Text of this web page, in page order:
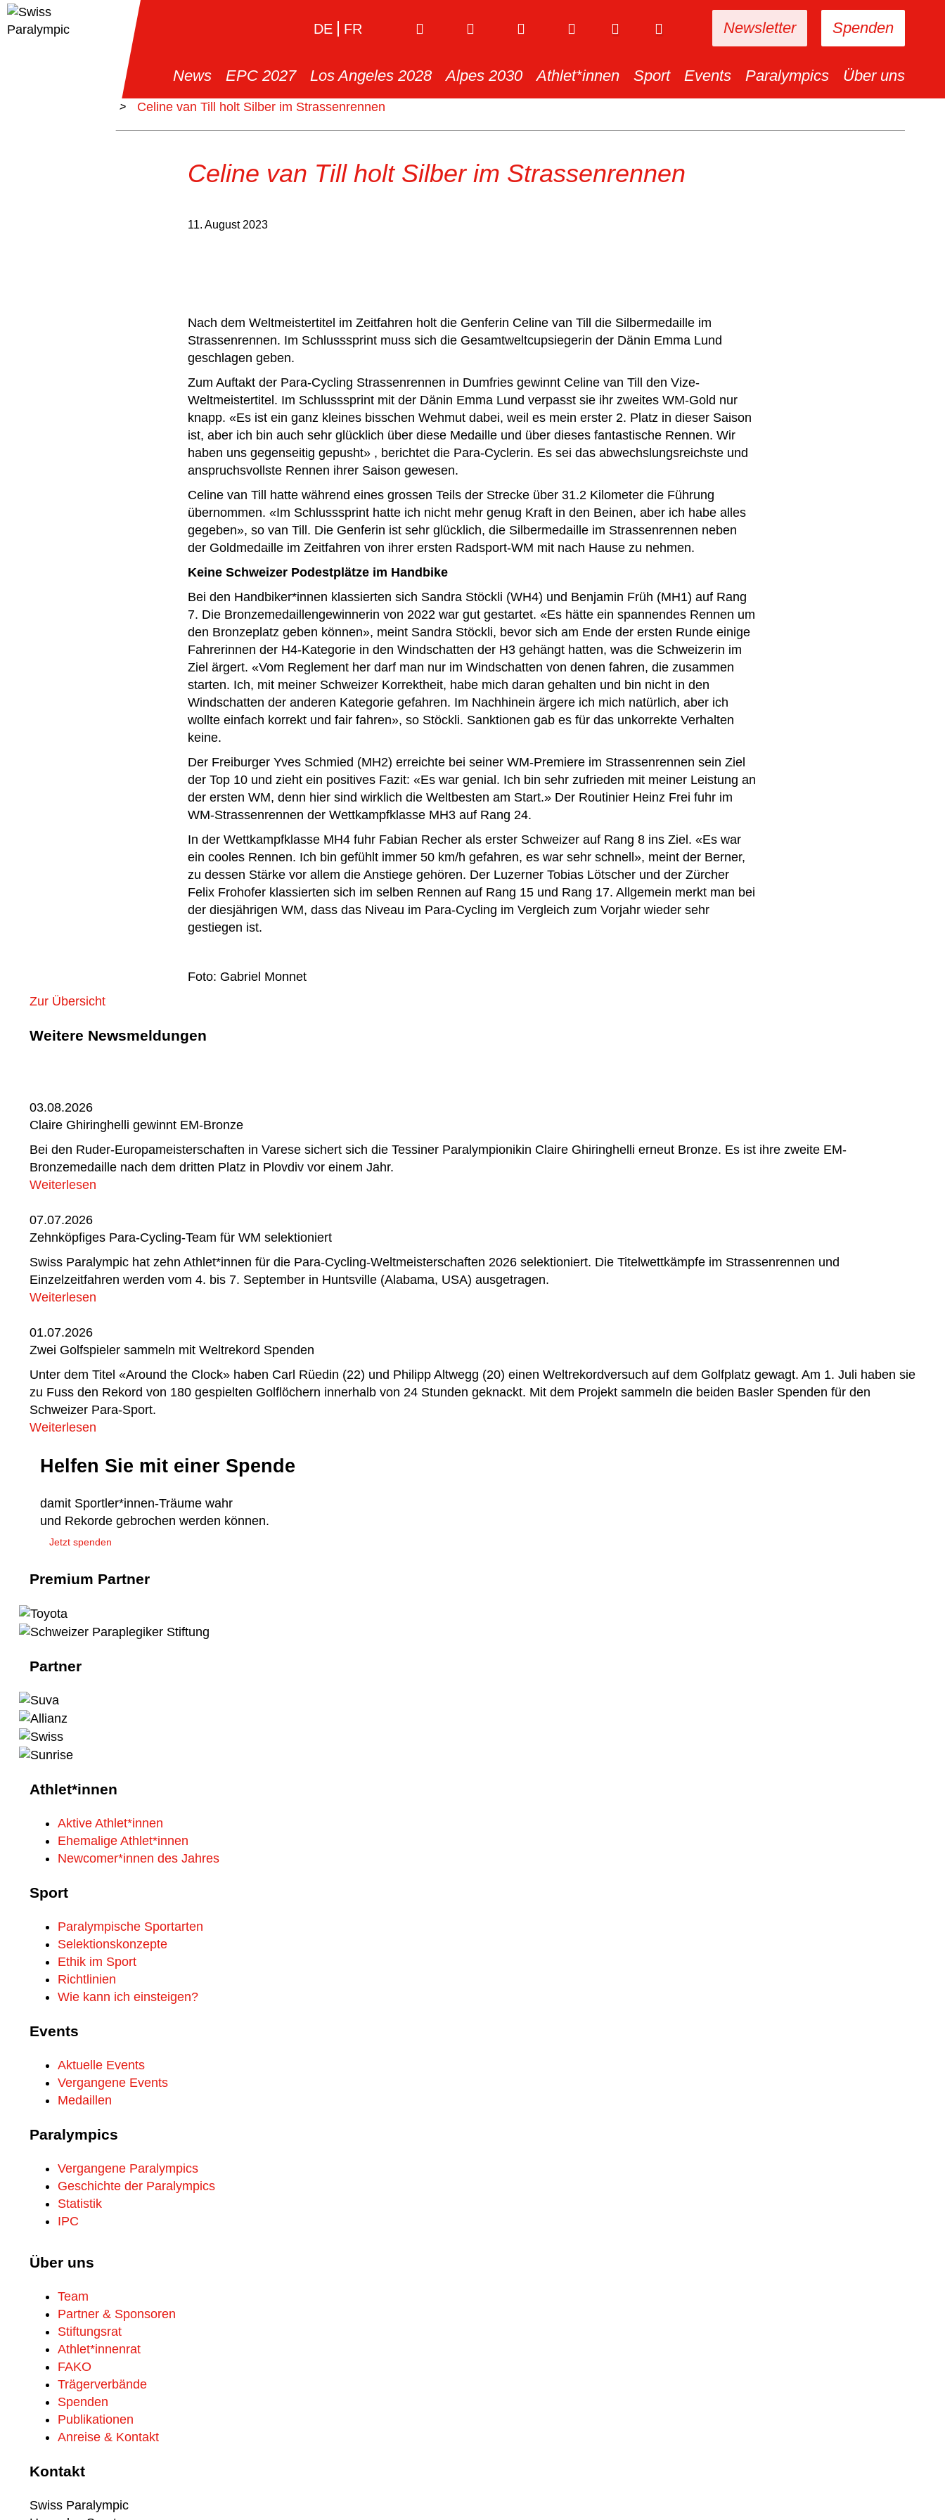
Spenden
Newsletter
DE FR
News EPC 2027 Los Angeles 2028 Alpes 2030 Athlet*innen Sport Events Paralympics Über uns
> Celine van Till holt Silber im Strassenrennen
Celine van Till holt Silber im Strassenrennen
11. August 2023
Nach dem Weltmeistertitel im Zeitfahren holt die Genferin Celine van Till die Silbermedaille im
Strassenrennen. Im Schlusssprint muss sich die Gesamtweltcupsiegerin der Dänin Emma Lund
geschlagen geben.
Zum Auftakt der Para-Cycling Strassenrennen in Dumfries gewinnt Celine van Till den Vize-
Weltmeistertitel. Im Schlusssprint mit der Dänin Emma Lund verpasst sie ihr zweites WM-Gold nur
knapp. «Es ist ein ganz kleines bisschen Wehmut dabei, weil es mein erster 2. Platz in dieser Saison
ist, aber ich bin auch sehr glücklich über diese Medaille und über dieses fantastische Rennen. Wir
haben uns gegenseitig gepusht» , berichtet die Para-Cyclerin. Es sei das abwechslungsreichste und
anspruchsvollste Rennen ihrer Saison gewesen.
Celine van Till hatte während eines grossen Teils der Strecke über 31.2 Kilometer die Führung
übernommen. «Im Schlusssprint hatte ich nicht mehr genug Kraft in den Beinen, aber ich habe alles
gegeben», so van Till. Die Genferin ist sehr glücklich, die Silbermedaille im Strassenrennen neben
der Goldmedaille im Zeitfahren von ihrer ersten Radsport-WM mit nach Hause zu nehmen.
Keine Schweizer Podestplätze im Handbike
Bei den Handbiker*innen klassierten sich Sandra Stöckli (WH4) und Benjamin Früh (MH1) auf Rang
7. Die Bronzemedaillengewinnerin von 2022 war gut gestartet. «Es hätte ein spannendes Rennen um
den Bronzeplatz geben können», meint Sandra Stöckli, bevor sich am Ende der ersten Runde einige
Fahrerinnen der H4-Kategorie in den Windschatten der H3 gehängt hatten, was die Schweizerin im
Ziel ärgert. «Vom Reglement her darf man nur im Windschatten von denen fahren, die zusammen
starten. Ich, mit meiner Schweizer Korrektheit, habe mich daran gehalten und bin nicht in den
Windschatten der anderen Kategorie gefahren. Im Nachhinein ärgere ich mich natürlich, aber ich
wollte einfach korrekt und fair fahren», so Stöckli. Sanktionen gab es für das unkorrekte Verhalten
keine.
Der Freiburger Yves Schmied (MH2) erreichte bei seiner WM-Premiere im Strassenrennen sein Ziel
der Top 10 und zieht ein positives Fazit: «Es war genial. Ich bin sehr zufrieden mit meiner Leistung an
der ersten WM, denn hier sind wirklich die Weltbesten am Start.» Der Routinier Heinz Frei fuhr im
WM-Strassenrennen der Wettkampfklasse MH3 auf Rang 24.
In der Wettkampfklasse MH4 fuhr Fabian Recher als erster Schweizer auf Rang 8 ins Ziel. «Es war
ein cooles Rennen. Ich bin gefühlt immer 50 km/h gefahren, es war sehr schnell», meint der Berner,
zu dessen Stärke vor allem die Anstiege gehören. Der Luzerner Tobias Lötscher und der Zürcher
Felix Frohofer klassierten sich im selben Rennen auf Rang 15 und Rang 17. Allgemein merkt man bei
der diesjährigen WM, dass das Niveau im Para-Cycling im Vergleich zum Vorjahr wieder sehr
gestiegen ist.
Foto: Gabriel Monnet
Zur Übersicht
Weitere Newsmeldungen
03.08.2026
Claire Ghiringhelli gewinnt EM-Bronze
Bei den Ruder-Europameisterschaften in Varese sichert sich die Tessiner Paralympionikin Claire Ghiringhelli erneut Bronze. Es ist ihre zweite EM-
Bronzemedaille nach dem dritten Platz in Plovdiv vor einem Jahr.
Weiterlesen
07.07.2026
Zehnköpfiges Para-Cycling-Team für WM selektioniert
Swiss Paralympic hat zehn Athlet*innen für die Para-Cycling-Weltmeisterschaften 2026 selektioniert. Die Titelwettkämpfe im Strassenrennen und
Einzelzeitfahren werden vom 4. bis 7. September in Huntsville (Alabama, USA) ausgetragen.
Weiterlesen
01.07.2026
Zwei Golfspieler sammeln mit Weltrekord Spenden
Unter dem Titel «Around the Clock» haben Carl Rüedin (22) und Philipp Altwegg (20) einen Weltrekordversuch auf dem Golfplatz gewagt. Am 1. Juli haben sie
zu Fuss den Rekord von 180 gespielten Golflöchern innerhalb von 24 Stunden geknackt. Mit dem Projekt sammeln die beiden Basler Spenden für den
Schweizer Para-Sport.
Weiterlesen
Helfen Sie mit einer Spende
damit Sportler*innen-Träume wahr
und Rekorde gebrochen werden können.
Jetzt spenden
Premium Partner
Partner
Athlet*innen
Aktive Athlet*innen
Ehemalige Athlet*innen
Newcomer*innen des Jahres
Sport
Paralympische Sportarten
Selektionskonzepte
Ethik im Sport
Richtlinien
Wie kann ich einsteigen?
Events
Aktuelle Events
Vergangene Events
Medaillen
Paralympics
Vergangene Paralympics
Geschichte der Paralympics
Statistik
IPC
Über uns
Team
Partner & Sponsoren
Stiftungsrat
Athlet*innenrat
FAKO
Trägerverbände
Spenden
Publikationen
Anreise & Kontakt
Kontakt
Swiss Paralympic